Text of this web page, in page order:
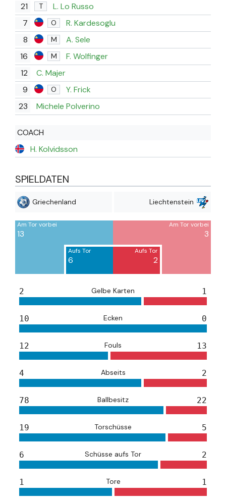
21
T
L. Lo Russo
7
O
R. Kardesoglu
8
M
A. Sele
16
M
F. Wolfinger
12
C. Majer
9
O
Y. Frick
23
Michele Polverino
COACH
H. Kolvidsson
SPIELDATEN
Griechenland Liechtenstein
Am Tor vorbei
13
Aufs Tor
6
Aufs Tor
2
Am Tor vorbei
3
2 Gelbe Karten 1
10 Ecken 0
12 Fouls 13
4 Abseits 2
78 Ballbesitz 22
19 Torschüsse 5
6 Schüsse aufs Tor 2
1 Tore 1